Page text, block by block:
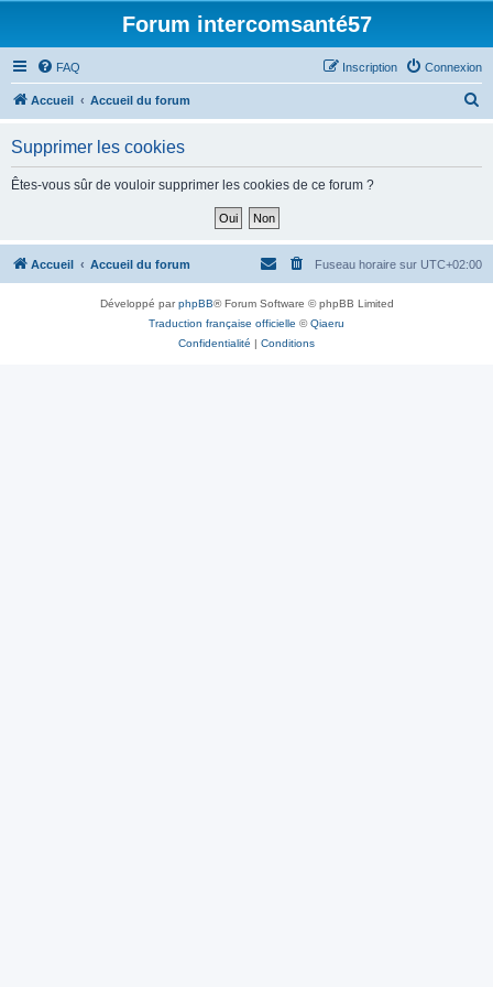
Forum intercomsanté57
FAQ Connexion
Inscription
Accueil Accueil du forum
h
Supprimer les cookies
Êtes-vous sûr de vouloir supprimer les cookies de ce forum ?
Accueil Accueil du forum Fuseau horaire sur UTC+02:00
Développé parphpBB® Forum Software © phpBB Limited
Traduction française officielle ©Qiaeru
Confidentialité | Conditions